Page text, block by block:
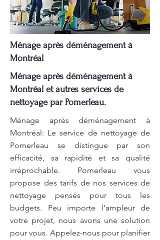
Ménage après déménagement à
Montréal
Ménage après déménagement à
Montréal et autres services de
nettoyage par Pomerleau.
Ménage après déménagement à
Montréal: Le service de nettoyage de
Pomerleau se distingue par son
efficacité, sa rapidité et sa qualité
irréprochable. Pomerleau vous
propose des tarifs de nos services de
nettoyage pensés pour tous les
budgets. Peu importe l’ampleur de
votre projet, nous avons une solution
pour vous. Appelez-nous pour planifier